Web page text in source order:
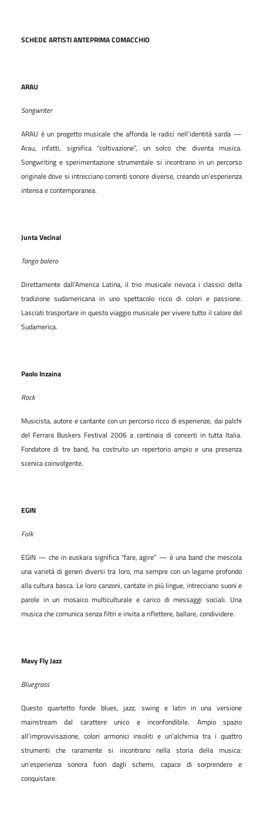
SCHEDE ARTISTI ANTEPRIMA COMACCHIO
ARAU
Songwriter
ARAU è un progetto musicale che affonda le radici nell’identità sarda —
Arau, infatti, significa “coltivazione”, un solco che diventa musica.
Songwriting e sperimentazione strumentale si incontrano in un percorso
originale dove si intrecciano correnti sonore diverse, creando un’esperienza
intensa e contemporanea.
Junta Vecinal
Tango bolero
Direttamente dall’America Latina, il trio musicale rievoca i classici della
tradizione sudamericana in uno spettacolo ricco di colori e passione.
Lasciati trasportare in questo viaggio musicale per vivere tutto il calore del
Sudamerica.
Paolo Inzaina
Rock
Musicista, autore e cantante con un percorso ricco di esperienze, dai palchi
del Ferrara Buskers Festival 2006 a centinaia di concerti in tutta Italia.
Fondatore di tre band, ha costruito un repertorio ampio e una presenza
scenica coinvolgente.
EGIN
Folk
EGIN — che in euskara significa “fare, agire” — è una band che mescola
una varietà di generi diversi tra loro, ma sempre con un legame profondo
alla cultura basca. Le loro canzoni, cantate in più lingue, intrecciano suoni e
parole in un mosaico multiculturale e carico di messaggi sociali. Una
musica che comunica senza filtri e invita a riflettere, ballare, condividere.
Mavy Fly Jazz
Bluegrass
Questo quartetto fonde blues, jazz, swing e latin in una versione
mainstream dal carattere unico e inconfondibile. Ampio spazio
all’improvvisazione, colori armonici insoliti e un’alchimia tra i quattro
strumenti che raramente si incontrano nella storia della musica:
un’esperienza sonora fuori dagli schemi, capace di sorprendere e
conquistare.